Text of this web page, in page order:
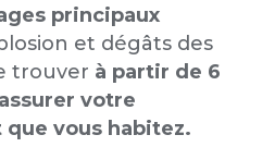
principaux
et dégâts des
trouver à partir de 6
votre
vous habitez.